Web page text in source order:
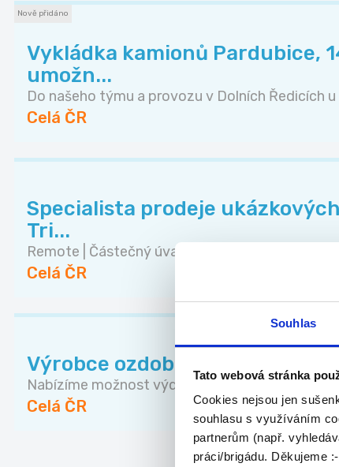
Souhlas
Tato webová stránka
Cookies nejsou jen
souhlasu s využíváním
partnerům (např.
práci/brigádu. Děkujeme
Nově přidáno
Vykládka kamionů Pardubice,
umožn...
Do našeho týmu a provozu v Dolních Ředicích u
Celá ČR
Specialista prodeje ukázkových
Tri...
Remote | Částečný úvazek | od 15:00 Rodiče
Celá ČR
Výrobce ozdobných předmětů
Nabízíme možnost výdělkové činnosti výrobou
Celá ČR